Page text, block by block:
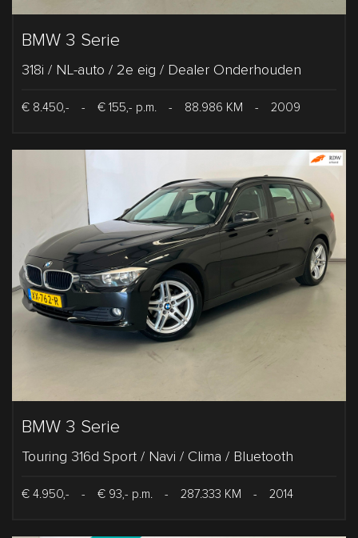
BMW 3 Serie
318i / NL-auto / 2e eig / Dealer Onderhouden
€ 8.450,- - € 155,- p.m. - 88.986 KM - 2009
BMW 3 Serie
Touring 316d Sport / Navi / Clima / Bluetooth
€ 4.950,- - € 93,- p.m. - 287.333 KM - 2014